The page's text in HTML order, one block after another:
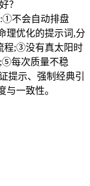
？
不会自动排盘
优化的提示词,分
程;③没有真太阳时
每次质量不稳
提示、强制经典引
与一致性。